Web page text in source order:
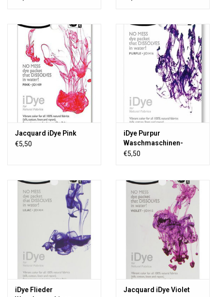
Jacquard iDye Pink
€5,50
iDye Purpur
Waschmaschinen-
Textilfarbstoff
€5,50
iDye Flieder
Jacquard iDye Violet